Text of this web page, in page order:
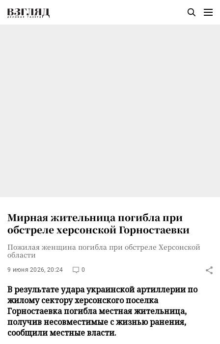
Мирная жительница погибла при
обстреле херсонской Горностаевки
Пожилая женщина погибла при обстреле Херсонской
области
9 июня 2026, 20:24 0
В результате удара украинской артиллерии по
жилому сектору херсонского поселка
Горностаевка погибла местная жительница,
получив несовместимые с жизнью ранения,
сообщили местные власти.